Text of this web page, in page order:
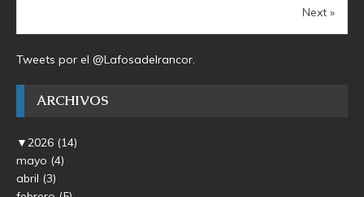
Next »
Tweets por el @Lafosadelrancor.
ARCHIVOS
▼2026 (14)
mayo (4)
abril (3)